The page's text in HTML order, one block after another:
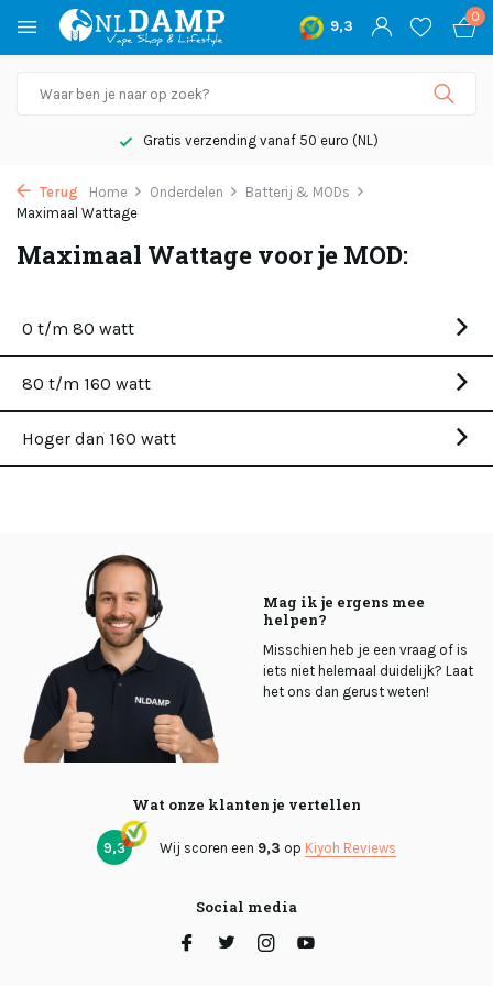
9,3
0
Gratis verzending vanaf 50 euro (NL)
Terug Home Onderdelen
Batterij & MODs
Maximaal Wattage
Maximaal Wattage voor je MOD:
0 t/m 80 watt
80 t/m 160 watt
Hoger dan 160 watt
Mag ik je ergens mee
helpen?
Misschien heb je een vraag of is
iets niet helemaal duidelijk? Laat
het ons dan gerust weten!
Wat onze klanten je vertellen
9,3 Wij scoren een 9,3 op Kiyoh Reviews
Social media